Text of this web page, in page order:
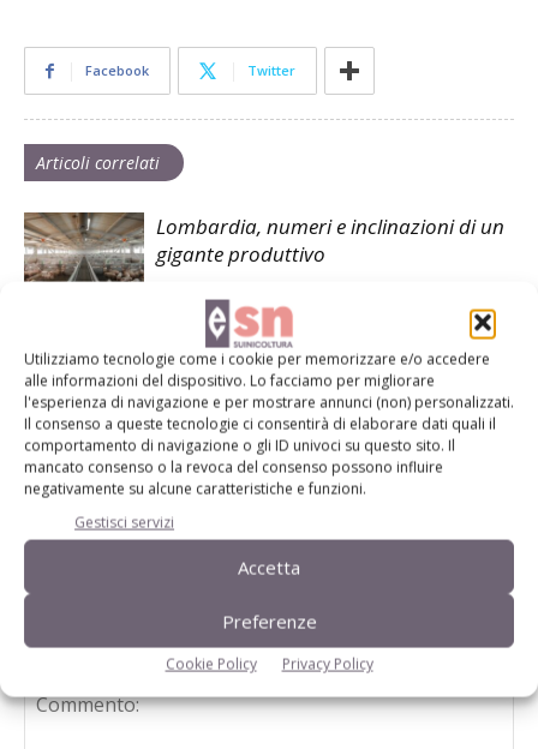
Utilizziamo tecnologie come i cookie per memorizzare e/o accedere
alle informazioni del dispositivo. Lo facciamo per migliorare
l'esperienza di navigazione e per mostrare annunci (non) personalizzati.
Il consenso a queste tecnologie ci consentirà di elaborare dati quali il
comportamento di navigazione o gli ID univoci su questo sito. Il
mancato consenso o la revoca del consenso possono influire
negativamente su alcune caratteristiche e funzioni.
Gestisci servizi
Accetta
Preferenze
Cookie Policy Privacy Policy
Facebook Twitter
Articoli correlati
Lombardia, numeri e inclinazioni di un
gigante produttivo
Il viaggio nelle scuole dell’eccellenza
agroalimentare
Assica: Lorenzo Beretta riconfermato
presidente per il biennio 2025-2027
LASCIA UN COMMENTO